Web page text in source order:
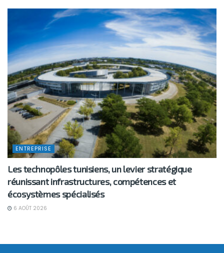
ENTREPRISE
Les technopôles tunisiens, un levier stratégique
réunissant infrastructures, compétences et
écosystèmes spécialisés
6 AOÛT 2026